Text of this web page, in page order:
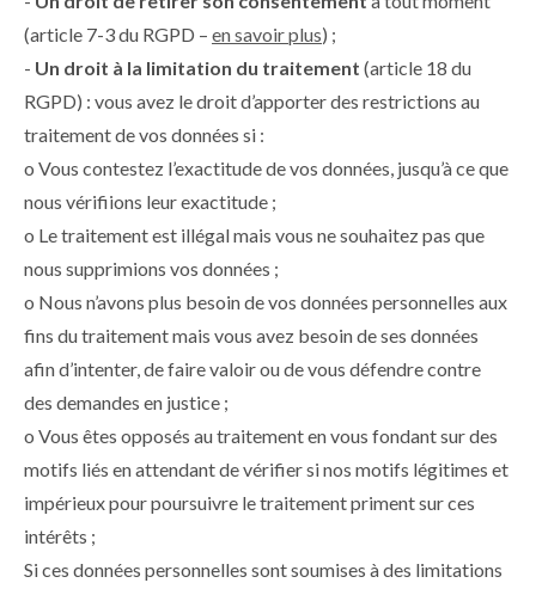
(article 7-3 du RGPD – en savoir plus) ;
- Un droit à la limitation du traitement (article 18 du
RGPD) : vous avez le droit d’apporter des restrictions au
traitement de vos données si :
o Vous contestez l’exactitude de vos données, jusqu’à ce que
nous vérifiions leur exactitude ;
o Le traitement est illégal mais vous ne souhaitez pas que
nous supprimions vos données ;
o Nous n’avons plus besoin de vos données personnelles aux
fins du traitement mais vous avez besoin de ses données
afin d’intenter, de faire valoir ou de vous défendre contre
des demandes en justice ;
o Vous êtes opposés au traitement en vous fondant sur des
motifs liés en attendant de vérifier si nos motifs légitimes et
impérieux pour poursuivre le traitement priment sur ces
intérêts ;
Si ces données personnelles sont soumises à des limitations